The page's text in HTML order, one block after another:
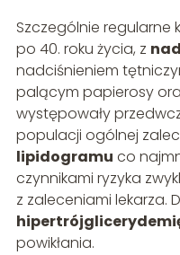
Szczególnie
po 40. roku życia, z
nadciśnieniem
palącym papierosy
występowały
populacji ogólnej
lipidogramu co
czynnikami ryzyka
z zaleceniami lekarza.
powikłania.